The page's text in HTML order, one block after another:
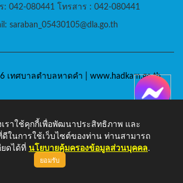
: 042-080441 โทรสาร : 042-080441
saraban_05430105@dla.go.th
เทศบาลตำบลหาดคำ | www.hadkam.go.th
เราใช้คุกกี้เพื่อพัฒนาประสิทธิภาพ และ
ในการใช้เว็บไซต์ของท่าน ท่านสามารถ
ดได้ที่ นโยบายคุ้มครองข้อมูลส่วนบุคคล.
ยอมรับ